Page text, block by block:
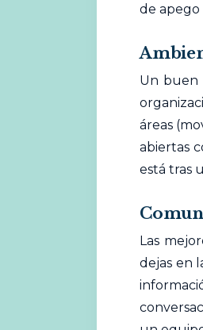
de
Un buen
áreas
abiertas
está tras
Las
dejas en